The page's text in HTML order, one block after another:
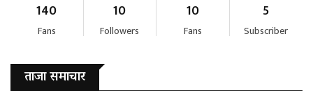
140
Fans
10
Followers
10
Fans
5
Subscriber
ताजा समाचार